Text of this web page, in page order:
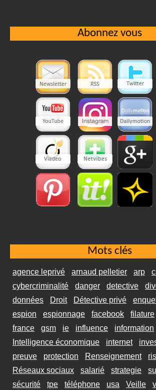
Abonnez vous
Mots clés
agence leprivé arnaud pelletier arp
cybercriminalité
danger detective
données
Droit Détective privé
espion
espionnage facebook filature
france
gsm ie influence information
Intelligence économique
internet
preuve
protection Renseignement
Réseaux sociaux
salarié strategie
sécurité
tpe téléphone usa Veille